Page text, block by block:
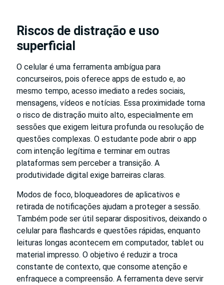
Riscos de distração e uso
superficial
O celular é uma ferramenta ambígua para
concurseiros, pois oferece apps de estudo e, ao
mesmo tempo, acesso imediato a redes sociais,
mensagens, vídeos e notícias. Essa proximidade torna
o risco de distração muito alto, especialmente em
sessões que exigem leitura profunda ou resolução de
questões complexas. O estudante pode abrir o app
com intenção legítima e terminar em outras
plataformas sem perceber a transição. A
produtividade digital exige barreiras claras.
Modos de foco, bloqueadores de aplicativos e
retirada de notificações ajudam a proteger a sessão.
Também pode ser útil separar dispositivos, deixando o
celular para flashcards e questões rápidas, enquanto
leituras longas acontecem em computador, tablet ou
material impresso. O objetivo é reduzir a troca
constante de contexto, que consome atenção e
enfraquece a compreensão. A ferramenta deve servir